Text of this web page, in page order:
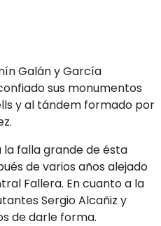
Galán y García
sus monumentos
y al tándem formado por
la falla grande de ésta
de varios años alejado
Fallera. En cuanto a la
Sergio Alcañiz y
de darle forma.